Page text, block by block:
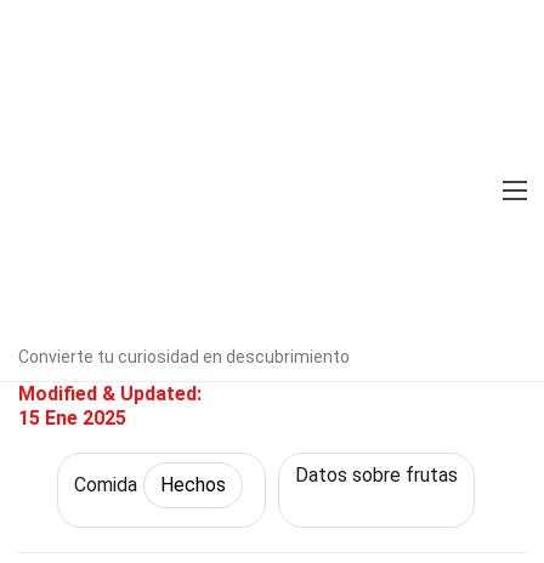
Convierte tu curiosidad en descubrimiento
30 Hechos Sobre Fruto De Maní
Marler
Modified & Updated:
15 Ene 2025
Comida Hechos Datos sobre frutas